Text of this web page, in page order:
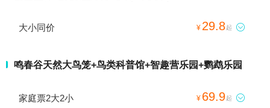
大小同价 ¥ 29.8起 
鸣春谷天然大鸟笼+鸟类科普馆+智趣营乐园+鹦鹉乐园
家庭票2大2小 ¥ 69.9起 